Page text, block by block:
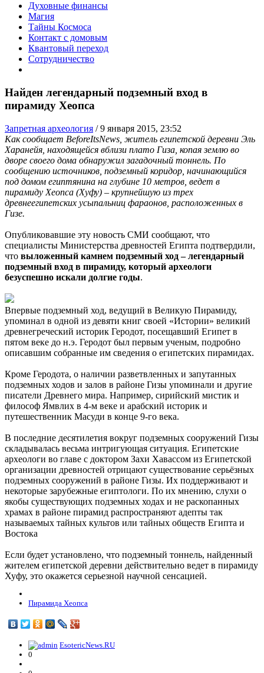
Духовные финансы
Магия
Тайны Космоса
Контакт с домовым
Квантовый переход
Сотрудничество
Найден легендарный подземный вход в
пирамиду Хеопса
Запретная археология /9 января 2015, 23:52
Как сообщает BeforeItsNews, житель египетской деревни Эль
Харанейя, находящейся вблизи плато Гиза, копая землю во
дворе своего дома обнаружил загадочный тоннель. По
сообщению источников, подземный коридор, начинающийся
под домом египтянина на глубине 10 метров, ведет в
пирамиду Хеопса (Хуфу) – крупнейшую из трех
древнеегипетских усыпальниц фараонов, расположенных в
Гизе.
Опубликовавшие эту новость СМИ сообщают, что
специалисты Министерства древностей Египта подтвердили,
что выложенный камнем подземный ход – легендарный
подземный вход в пирамиду, который археологи
безуспешно искали долгие годы.
Впервые подземный ход, ведущий в Великую Пирамиду,
упоминал в одной из девяти книг своей «Истории» великий
древнегреческий историк Геродот, посещавший Египет в
пятом веке до н.э. Геродот был первым ученым, подробно
описавшим собранные им сведения о египетских пирамидах.
Кроме Геродота, о наличии разветвленных и запутанных
подземных ходов и залов в районе Гизы упоминали и другие
писатели Древнего мира. Например, сирийский мистик и
философ Ямвлих в 4-м веке и арабский историк и
путешественник Масуди в конце 9-го века.
В последние десятилетия вокруг подземных сооружений Гизы
складывалась весьма интригующая ситуация. Египетские
археологи во главе с доктором Захи Хавассом из Египетской
организации древностей отрицают существование серьёзных
подземных сооружений в районе Гизы. Их поддерживают и
некоторые зарубежные египтологи. По их мнению, слухи о
якобы существующих подземных ходах и не раскопанных
храмах в районе пирамид распространяют адепты так
называемых тайных культов или тайных обществ Египта и
Востока
Если будет установлено, что подземный тоннель, найденный
жителем египетской деревни действительно ведет в пирамиду
Хуфу, это окажется серьезной научной сенсацией.
Пирамида Хеопса
EsotericNews.RU
0